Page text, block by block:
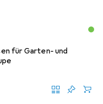
für Garten- und